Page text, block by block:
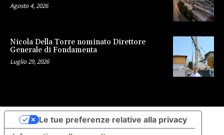
Agosto 4, 2026
Nicola Della Torre nominato Direttore
Generale di Fondamenta
Luglio 29, 2026
Le tue preferenze relative alla privacy